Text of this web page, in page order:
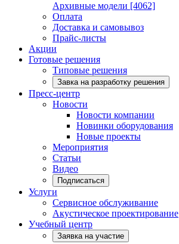
Архивные модели [4062]
Оплата
Доставка и самовывоз
Прайс-листы
Акции
Готовые решения
Типовые решения
Завка на разработку решения
Пресс-центр
Новости
Новости компании
Новинки оборудования
Новые проекты
Мероприятия
Статьи
Видео
Подписаться
Услуги
Сервисное обслуживание
Акустическое проектирование
Учебный центр
Заявка на участие